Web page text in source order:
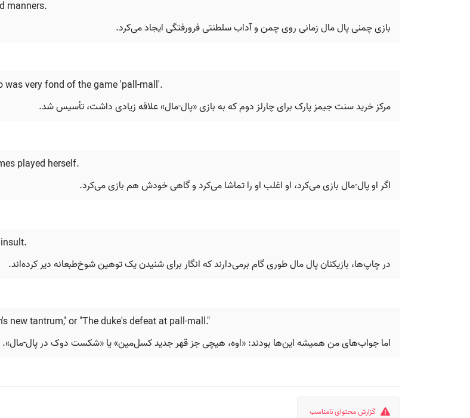
manners.
بازی چمنی پال مال زمانی روی چمن و آداب سلطنتی فرورفتگی ایجاد می‌کرد.
was very fond of the game 'pall-mall'.
مرکز خرید سنت جیمز پارک برای چارلز دوم که به بازی «پال-مال» علاقه زیادی داشت، تأسیس شد.
played herself.
اگر او پال-مال بازی می‌کرد، او اغلب او را تماشا می‌کرد و گاهی خودش هم بازی می‌کرد.
در چاپ‌ها، بازیکنان پال مال طوری گام برمی‌دارند که انگار برای شنیدن یک توهین شوخ‌طبعانه دیر کرده‌اند.
new tantrum," or "The duke's defeat at pall-mall."
اما جواب‌های من همیشه این‌ها بودند: «اوه، هیچی جز قهر جدید کسل‌مین» یا «شکست دوک در پال-مال».
گزارش محتوای نامناسب